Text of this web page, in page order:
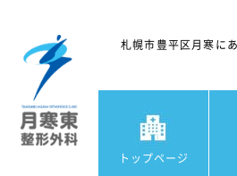
札幌市豊平区月寒に
トップページ